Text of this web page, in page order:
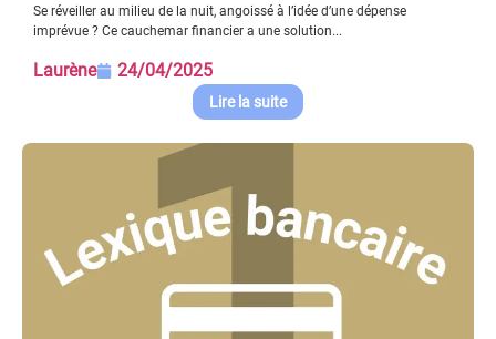
Se réveiller au milieu de la nuit, angoissé à l’idée d’une dépense
imprévue ? Ce cauchemar financier a une solution...
Laurène 24/04/2025
Lire la suite